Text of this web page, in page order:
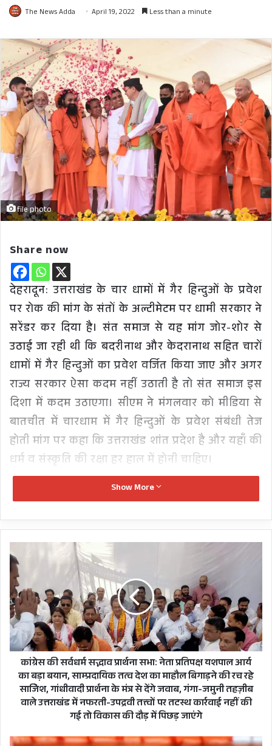
The News Adda April 19, 2022 Less than a minute
file photo
Share now
देहरादून: उत्तराखंड के चार धामों में गैर हिन्दुओं के प्रवेश
पर रोक की मांग के संतों के अल्टीमेटम पर धामी सरकार ने
सरेंडर कर दिया है। संत समाज से यह मांग जोर-शोर से
उठाई जा रही थी कि बदरीनाथ और केदरानाथ सहित चारों
धामों में गैर हिन्दुओं का प्रवेश वर्जित किया जाए और अगर
राज्य सरकार ऐसा कदम नहीं उठाती है तो संत समाज इस
दिशा में कदम उठाएगा। सीएम ने मंगलवार को मीडिया से
बातचीत में चारधाम में गैर हिन्दुओं के प्रवेश संबंधी तेज
होती मांग पर कहा कि उत्तराखंड शांत प्रदेश है और यहाँ की
धर्म व संस्कृति की रक्षा हर हाल में होनी चाहिए।
सीएम ने कहा कि राज्य सरकार एक अभियान चलाकर जिन
वेरिफ़िकेशन सुनिश्चित करेगी। सीएम ने कहा कि इस बात
का पूरा ख्याल रखा जायेगा कि राज्य में कोई ऐसा व्यक्ति न
आए जिसके कारण यहाँ की शांति व्यवस्था खराब हो।
हालाँकि कांग्रेस ने सीएम धामी के इस बयान पर हमलावर
तेवर अपनाते हुए इसे संविधान के खिलाफ करार दिया है।
Show More
की
सर्वधर्म
सद्भाव
प्रार्थना
सभा:
नेता
प्रतिपक्ष
यशपाल
आर्य
का
बड़ा
बयान,
देश
कांग्रेस की सर्वधर्म सद्भाव प्रार्थना सभा: नेता प्रतिपक्ष यशपाल आर्य
का बड़ा बयान, साम्प्रदायिक तत्व देश का माहौल बिगाड़ने की रच रहे
साजिेश, गांधीवादी प्रार्थना के मंत्र से देंगे जवाब, गंगा-जमुनी तहज़ीब
वाले उत्तराखंड में नफरती-उपद्रवी तत्त्वों पर तटस्थ कार्रवाई नहीं की
गई तो विकास की दौड़ में पिछड़ जाएंगे
टीम